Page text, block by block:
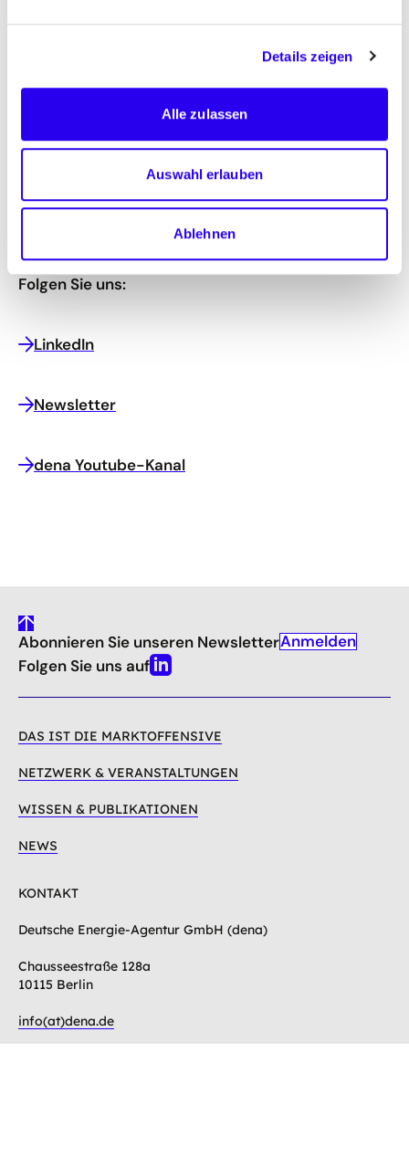
Details zeigen
Alle zulassen
Auswahl erlauben
Ablehnen
Ina Matiaske
Expertin Erneuerbare
T: +49 30 66 777 - 785
ina.matiaske(at)dena.de
Folgen Sie uns:
LinkedIn
Newsletter
dena Youtube-Kanal
gehe
nach
oben
Abonnieren Sie unseren NewsletterAnmelden
Folgen Sie uns aufLinkedin
DAS IST DIE MARKTOFFENSIVE
NETZWERK & VERANSTALTUNGEN
WISSEN & PUBLIKATIONEN
NEWS
KONTAKT
Deutsche Energie-Agentur GmbH (dena)
Chausseestraße 128a
10115 Berlin
info(at)dena.de